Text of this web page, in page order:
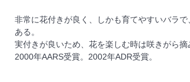
非常に花付きが良く、しかも育てやすいバラ
ある。
実付きが良いため、花を楽しむ時は咲きがら摘
2000年AARS受賞。2002年ADR受賞。